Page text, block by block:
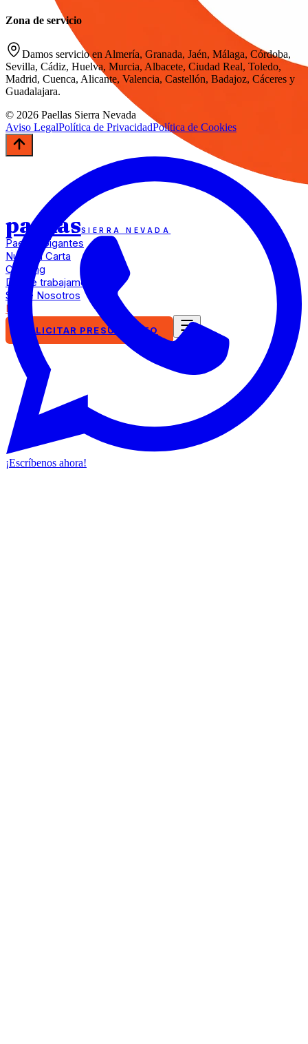
paellasSIERRA NEVADA
Paellas Gigantes
Nuestra Carta
Catering
Dónde trabajamos
Sobre Nosotros
Blog
SOLICITAR PRESUPUESTO
Zona de servicio
Damos servicio en Almería, Granada, Jaén, Málaga, Córdoba,
Sevilla, Cádiz, Huelva, Murcia, Albacete, Ciudad Real, Toledo,
Madrid, Cuenca, Alicante, Valencia, Castellón, Badajoz, Cáceres y
Guadalajara.
© 2026 Paellas Sierra Nevada
Aviso LegalPolítica de PrivacidadPolítica de Cookies
¡Escríbenos ahora!